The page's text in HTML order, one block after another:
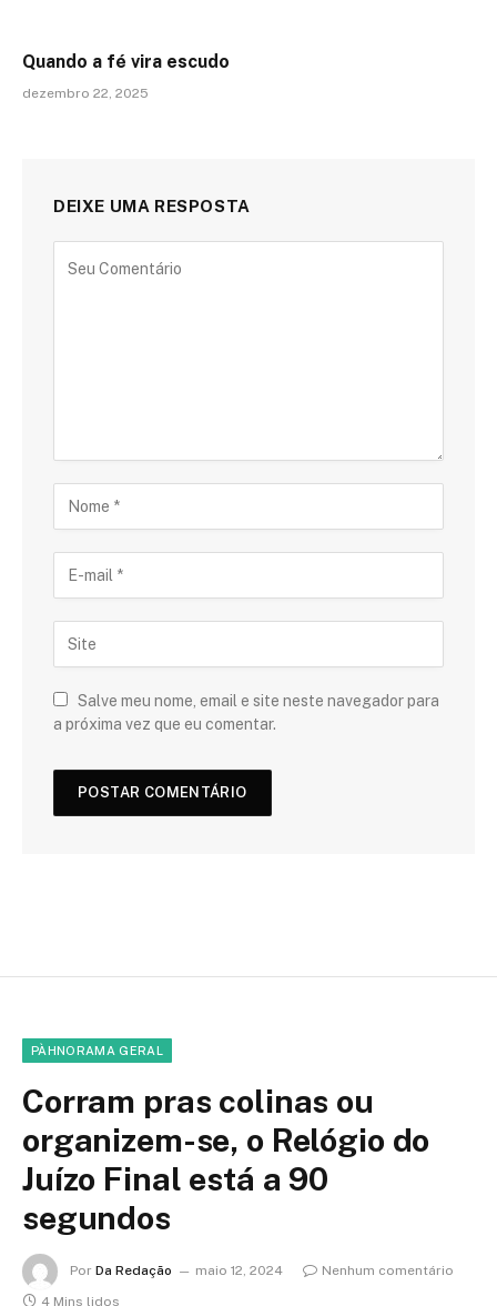
Quando a fé vira escudo
dezembro 22, 2025
DEIXE UMA RESPOSTA
Salve meu nome, email e site neste navegador para
a próxima vez que eu comentar.
PÀHNORAMA GERAL
Corram pras colinas ou
organizem-se, o Relógio do
Juízo Final está a 90
segundos
Por Da Redação maio 12, 2024
Nenhum comentário
4 Mins lidos